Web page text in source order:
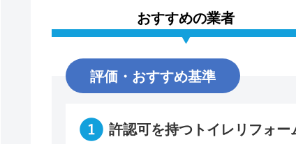
おすすめの業者
評価・おすすめ基準
許認可を持つトイレリフォー